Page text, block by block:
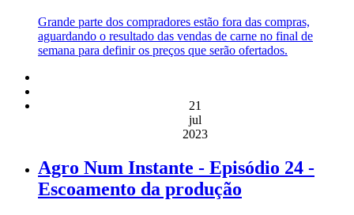
Grande parte dos compradores estão fora das compras,
aguardando o resultado das vendas de carne no final de
semana para definir os preços que serão ofertados.
21
jul
2023
Agro Num Instante - Episódio 24 -
Escoamento da produção